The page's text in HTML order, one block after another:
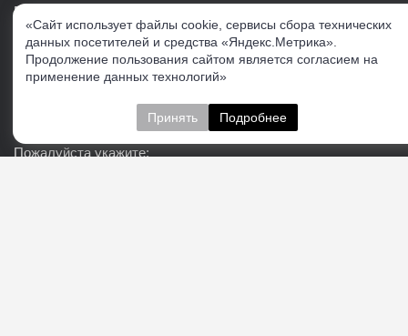
Войти в свой аккаунт
Скачать каталог продукции VERTUL
Следите за нами
Пожалуйста укажите:
«Сайт использует файлы cookie, сервисы сбора технических
данных посетителей и средства «Яндекс.Метрика».
Продолжение пользования сайтом является согласием на
применение данных технологий»
Принять Подробнее